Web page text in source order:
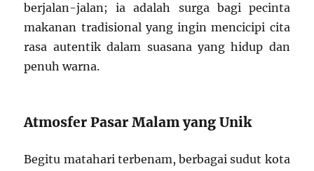
berjalan-jalan; ia adalah surga bagi pecinta
makanan tradisional yang ingin mencicipi cita
rasa autentik dalam suasana yang hidup dan
penuh warna.
Atmosfer Pasar Malam yang Unik
Begitu matahari terbenam, berbagai sudut kota